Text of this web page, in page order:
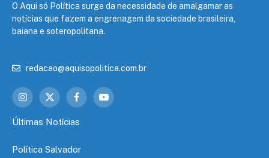
O Aqui só Política surge da necessidade de amalgamar as
notícias que fazem a engrenagem da sociedade brasileira,
baiana e soteropolitana.
redacao@aquisopolitica.com.br
Instagram
X
FacebookYouTube
Últimas Notícias
Política Salvador